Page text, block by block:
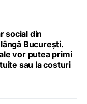
social din
București.
vor putea primi
sau la costuri